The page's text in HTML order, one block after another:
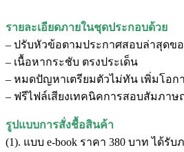
รายละเอียดภายในชุดประกอบด้วย
– ปรับหัวข้อตามประกาศสอบล่าสุดข
– เนื้อหากระชับ ตรงประเด็น
– หมดปัญหาเตรียมตัวไม่ทัน เพิ่มโอก
– ฟรีไฟล์เสียงเทคนิคการสอบสัมภา
รูปแบบการสั่งชื้อสินค้า
(1). แบบ e-book ราคา 380 บาท ได้รับ